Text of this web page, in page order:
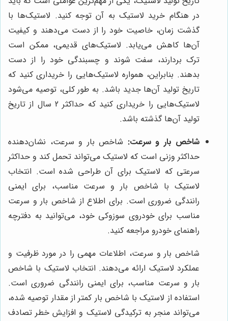
در هنگام خرید لاستیک به آن توجه کنید. لاستیک‌ها با
گذشت زمان، خاصیت خود را از دست می‌دهند و کیفیت
آن‌ها کاهش می‌یابد. لاستیک‌های قدیمی، ممکن است
ترک بردارند، سفت شوند و چسبندگی خود را از دست
بدهند. بنابراین، همواره لاستیک‌هایی را خریداری کنید که
تاریخ تولید آن‌ها جدید باشد. به طور کلی، توصیه می‌شود
لاستیک‌هایی را خریداری کنید که حداکثر 2 سال از تاریخ
تولید آن‌ها گذشته باشد.
شاخص بار و سرعت: شاخص بار و سرعت، نشان‌دهنده
حداکثر وزنی است که لاستیک می‌تواند تحمل کند و حداکثر
سرعتی که لاستیک برای آن طراحی شده است. انتخاب
لاستیک با شاخص بار و سرعت مناسب، برای ایمنی
رانندگی ضروری است. برای اطلاع از شاخص بار و سرعت
مناسب برای خودروی سوزوکی خود، می‌توانید به دفترچه
راهنمای خودرو مراجعه کنید.
شاخص بار و سرعت، اطلاعات مهمی را در مورد ظرفیت و
عملکرد لاستیک ارائه می‌دهند. انتخاب لاستیک با شاخص
بار و سرعت مناسب، برای ایمنی رانندگی ضروری است.
استفاده از لاستیک با شاخص بار کمتر از مقدار توصیه شده،
می‌تواند منجر به ترکیدگی لاستیک و افزایش خطر تصادف